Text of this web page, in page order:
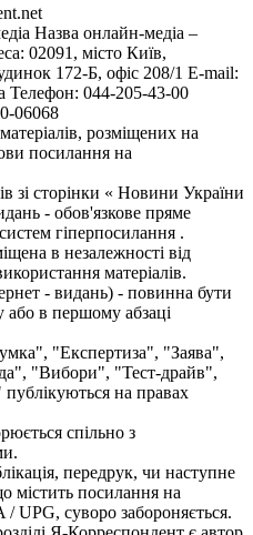
Назва онлайн-медіа –
02091, місто Київ,
172-Б, офіс 208/1 E-mail:
Телефон: 044-205-43-00
06068
розміщених на
посилання на
зі сторінки « Новини України
- обов'язкове пряме
гіперпосилання .
в незалежності від
матеріалів.
- видань) - повинна бути
або в першому абзаці
"Експертиза", "Заява",
"Вибори", "Тест-драйв",
на правах
спільно з
передрук, чи наступне
містить посилання на
/ UPG, суворо забороняється.